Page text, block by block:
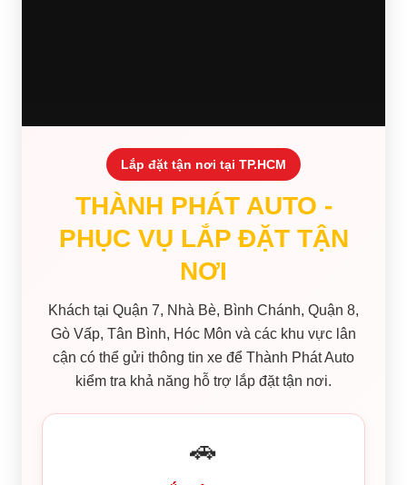
Lắp đặt tận nơi tại TP.HCM
THÀNH PHÁT AUTO -
PHỤC VỤ LẮP ĐẶT TẬN
NƠI
Khách tại Quận 7, Nhà Bè, Bình Chánh, Quận 8,
Gò Vấp, Tân Bình, Hóc Môn và các khu vực lân
cận có thể gửi thông tin xe để Thành Phát Auto
kiểm tra khả năng hỗ trợ lắp đặt tận nơi.
🚗